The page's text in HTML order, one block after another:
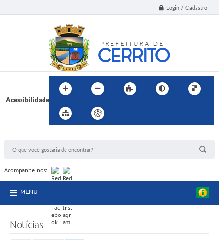
Login / Cadastro
Acessibilidade
Acompanhe-nos:
MENU
Notícias